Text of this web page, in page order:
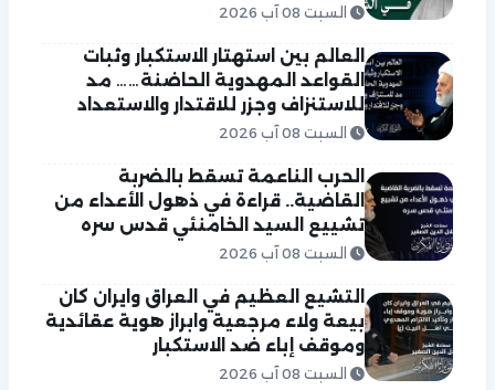
السبت 08 آب 2026
العالم بين استهتار الاستكبار وثبات
القواعد المهدوية الحاضنة…… مد
للاستنزاف وجزر للاقتدار والاستعداد
السبت 08 آب 2026
الحرب الناعمة تسقط بالضربة
القاضية.. قراءة في ذهول الأعداء من
تشييع السيد الخامنئي قدس سره
السبت 08 آب 2026
التشيع العظيم في العراق وايران كان
بيعة ولاء مرجعية وابراز هوية عقائدية
وموقف إباء ضد الاستكبار
السبت 08 آب 2026